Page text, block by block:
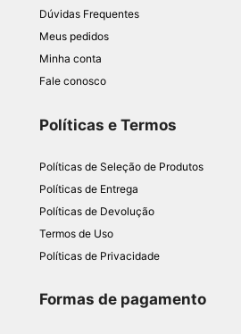
Dúvidas Frequentes
Meus pedidos
Minha conta
Fale conosco
Políticas e Termos
Políticas de Seleção de Produtos
Políticas de Entrega
Políticas de Devolução
Termos de Uso
Políticas de Privacidade
Formas de pagamento